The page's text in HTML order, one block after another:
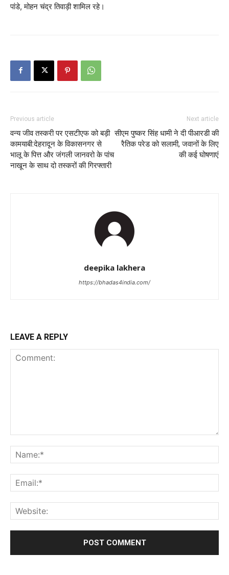
पांडे, मोहन चंद्र तिवाड़ी शामिल रहे।
Previous article
वन्य जीव तस्करी पर एसटीएफ को बड़ी
कामयाबी:देहरादून के विकासनगर से
भालू के पित्त और जंगली जानवरो के पांच
नाखून के साथ दो तस्करों की गिरफ्तारी
Next article
सीएम पुष्कर सिंह धामी ने दी पीआरडी की
रैतिक परेड को सलामी, जवानों के लिए
की कई घोषणाएं
deepika lakhera
https://bhadas4india.com/
LEAVE A REPLY